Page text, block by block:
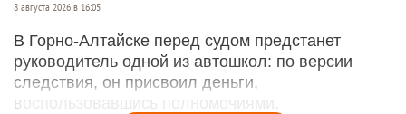
8 августа 2026 в 16:05
В Горно-Алтайске перед судом предстанет
руководитель одной из автошкол: по версии
следствия, он присвоил деньги,
воспользовавшись полномочиями.